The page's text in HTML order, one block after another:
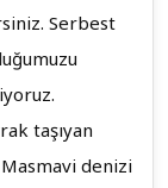
Serbest
taşıyan
denizi